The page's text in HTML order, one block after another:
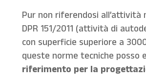
Pur non riferendosi all’attività
DPR 151/2011 (attività di
con superficie superiore a
queste norme tecniche posso
riferimento per la